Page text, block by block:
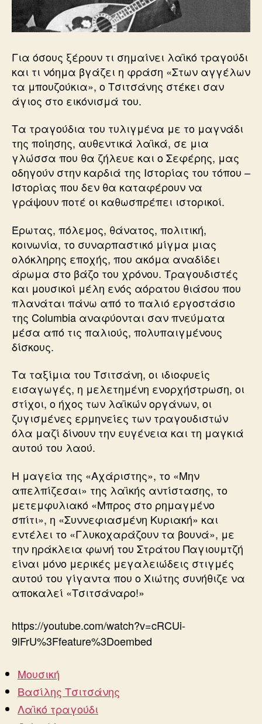
Για όσους ξέρουν τι σημαίνει λαϊκό τραγούδι
και τι νόημα βγάζει η φράση «Στων αγγέλων
τα μπουζούκια», ο Τσιτσάνης στέκει σαν
άγιος στο εικόνισμά του.
Τα τραγούδια του τυλιγμένα με το μαγνάδι
της ποίησης, αυθεντικά λαϊκά, σε μια
γλώσσα που θα ζήλευε και ο Σεφέρης, μας
οδηγούν στην καρδιά της Ιστορίας του τόπου –
Ιστορίας που δεν θα καταφέρουν να
γράψουν ποτέ οι καθωσπρέπει ιστορικοί.
Έρωτας, πόλεμος, θάνατος, πολιτική,
κοινωνία, το συναρπαστικό μίγμα μιας
ολόκληρης εποχής, που ακόμα αναδίδει
άρωμα στο βάζο του χρόνου. Τραγουδιστές
και μουσικοί μέλη ενός αόρατου θιάσου που
πλανάται πάνω από το παλιό εργοστάσιο
της Columbia αναφύονται σαν πνεύματα
μέσα από τις παλιούς, πολυπαιγμένους
δίσκους.
Τα ταξίμια του Τσιτσάνη, οι ιδιοφυείς
εισαγωγές, η μελετημένη ενορχήστρωση, οι
στίχοι, ο ήχος των λαϊκών οργάνων, οι
ζυγισμένες ερμηνείες των τραγουδιστών
όλα μαζί δίνουν την ευγένεια και τη μαγκιά
αυτού του λαού.
Η μαγεία της «Αχάριστης», το «Μην
απελπίζεσαι» της λαϊκής αντίστασης, το
μετεμφυλιακό «Μπρος στο ρημαγμένο
σπίτι», η «Συννεφιασμένη Κυριακή» και
εντέλει το «Γλυκοχαράζουν τα βουνά», με
την ηράκλεια φωνή του Στράτου Παγιουμτζή
είναι μόνο μερικές μεγαλειώδεις στιγμές
αυτού του γίγαντα που ο Χιώτης συνήθιζε να
αποκαλεί «Τσιτσάναρο!»
https://youtube.com/watch?v=cRCUi-
9lFrU%3Ffeature%3Doembed
Μουσική
Βασίλης Τσιτσάνης
Λαϊκό τραγούδι